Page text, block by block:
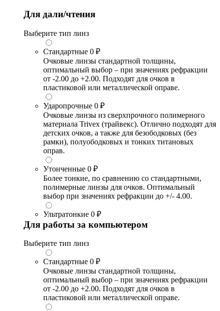
Для дали/чтения
Выберите тип линз
Стандартные 0 ₽
Очковые линзы стандартной толщины,
оптимальный выбор – при значениях рефракции
от -2.00 до +2.00. Подходят для очков в
пластиковой или металлической оправе.
Ударопрочные 0 ₽
Очковые линзы из сверхпрочного полимерного
материала Trivex (трайвекс). Отлично подходят для
детских очков, а также для безободковых (без
рамки), полуободковых и тонких титановых
оправ.
Утонченные 0 ₽
Более тонкие, по сравнению со стандартными,
полимерные линзы для очков. Оптимальный
выбор при значениях рефракции до +/- 4.00.
Ультратонкие 0 ₽
Для работы за компьютером
Выберите тип линз
Стандартные 0 ₽
Очковые линзы стандартной толщины,
оптимальный выбор – при значениях рефракции
от -2.00 до +2.00. Подходят для очков в
пластиковой или металлической оправе.